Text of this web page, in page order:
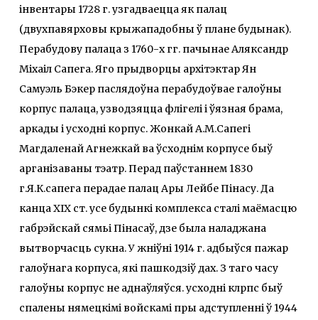
інвентары 1728 г. узгадваецца як палац
(двухпавярховы крыжападобны ў плане будынак).
Перабудову палаца з 1760-х гг. пачынае Аляксандр
Міхаіл Сапега. Яго прыдворцы архітэктар Ян
Самуэль Бэкер паслядоўна перабудоўвае галоўны
корпус палаца, узводзяцца флігелі і ўязная брама,
аркады і усходні корпус. Жонкай А.М.Сапегі
Магдаленай Агнежкай ва ўсходнім корпусе быў
арганізаваны тэатр. Перад паўстаннем 1830
г.Я.К.сапега перадае палац Ары Лейбе Пінасу. Да
канца ХІХ ст. усе будынкі комплекса сталі маёмасцю
габрэйскай сямьі Пінасаў, дзе была наладжана
вытворчасць сукна. У жніўні 1914 г. адбыўся пажар
галоўнага корпуса, які пашкодзіў дах. З таго часу
галоўны корпус не аднаўляўся. усходні клрпс быў
спалены нямецкімі войскамі пры адступленні ў 1944